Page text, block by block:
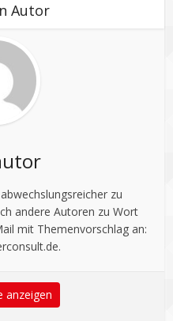
Autor
zu
andere Autoren zu Wort
mit Themenvorschlag an:
.
anzeigen